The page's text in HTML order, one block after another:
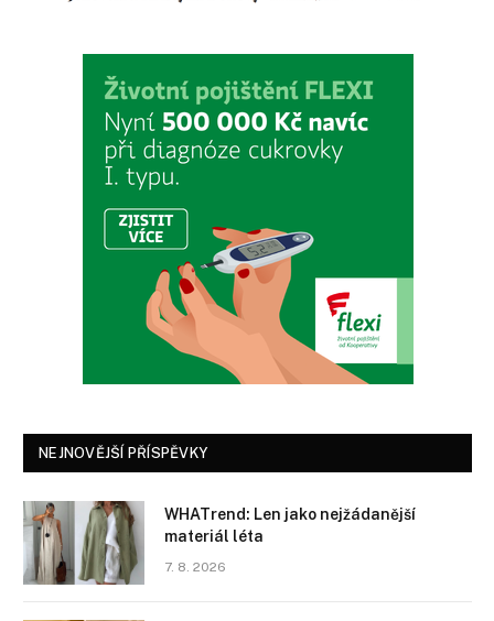
NEJNOVĚJŠÍ PŘÍSPĚVKY
WHATrend: Len jako nejžádanější
materiál léta
7. 8. 2026